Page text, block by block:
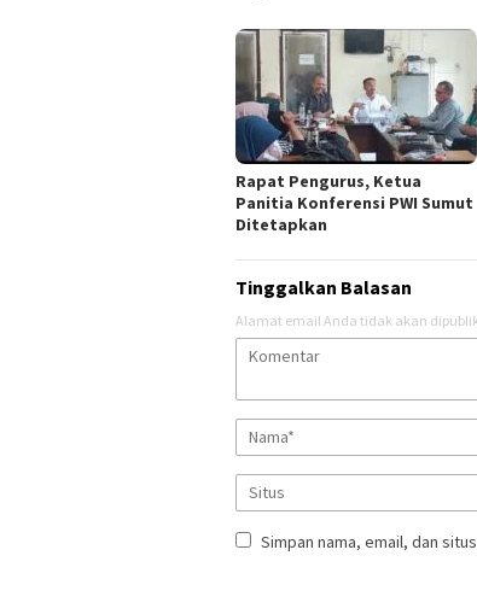
Rapat Pengurus, Ketua
Panitia Konferensi PWI Sumut
Ditetapkan
Tinggalkan Balasan
Alamat email Anda tidak akan
Simpan nama, email, dan